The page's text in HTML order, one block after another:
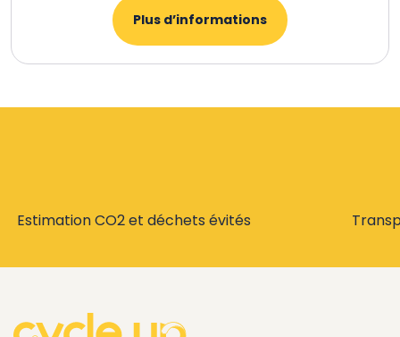
Plus d’informations
Estimation CO2 et déchets évités